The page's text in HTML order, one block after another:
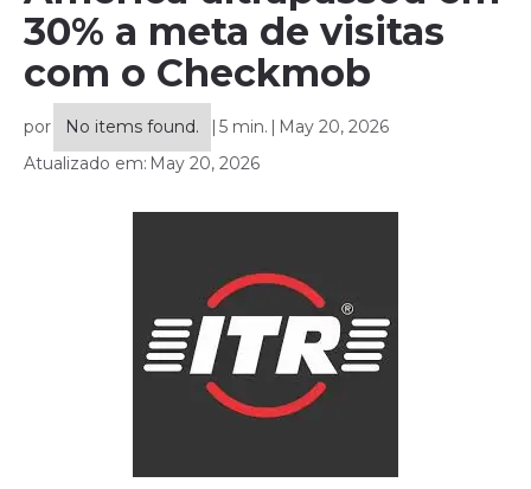
30% a meta de visitas
com o Checkmob
por No items found. | 5 min. | May 20, 2026
Atualizado em: May 20, 2026